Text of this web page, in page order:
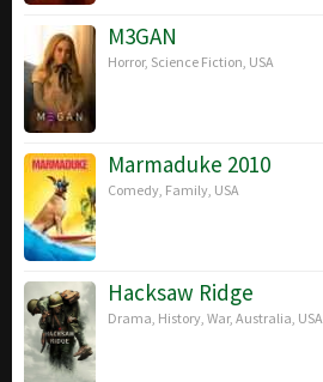
M3GAN
Horror, Science Fiction USA
Marmaduke 2010
Comedy Family USA
Hacksaw Ridge
Drama History War, Australia USA